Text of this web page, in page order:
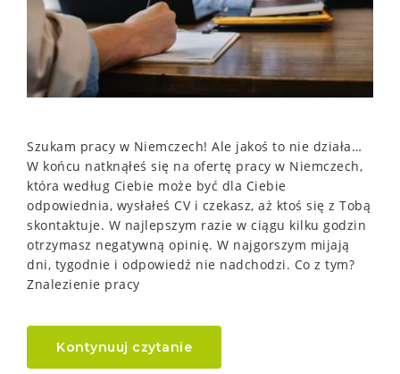
Szukam pracy w Niemczech! Ale jakoś to nie działa…
W końcu natknąłeś się na ofertę pracy w Niemczech,
która według Ciebie może być dla Ciebie
odpowiednia, wysłałeś CV i czekasz, aż ktoś się z Tobą
skontaktuje. W najlepszym razie w ciągu kilku godzin
otrzymasz negatywną opinię. W najgorszym mijają
dni, tygodnie i odpowiedź nie nadchodzi. Co z tym?
Znalezienie pracy
Kontynuuj czytanie